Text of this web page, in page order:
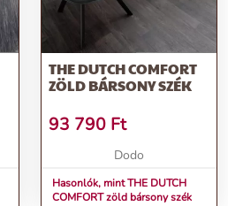
THE DUTCH COMFORT
ZÖLD BÁRSONY SZÉK
93 790 Ft
Dodo
Hasonlók, mint THE DUTCH
COMFORT zöld bársony szék